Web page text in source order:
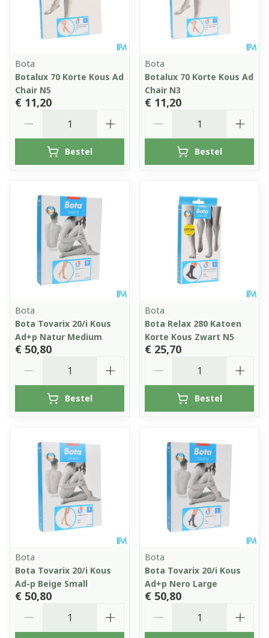
Bota
Botalux 70 Korte Kous Ad
Chair N5
€ 11,20
Bestel
Bota
Botalux 70 Korte Kous Ad
Chair N3
€ 11,20
Bestel
Bota
Bota Tovarix 20/i Kous
Ad+p Natur Medium
€ 50,80
Bestel
Bota
Bota Relax 280 Katoen
Korte Kous Zwart N5
€ 25,70
Bestel
Bota
Bota Tovarix 20/i Kous
Ad-p Beige Small
€ 50,80
Bota
Bota Tovarix 20/i Kous
Ad+p Nero Large
€ 50,80